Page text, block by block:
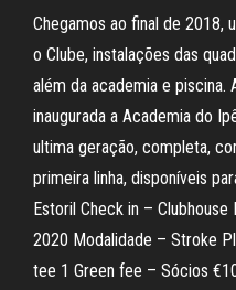
Chegamos ao final de 2018,
o Clube, instalações das
além da academia e
inaugurada a Academia do
ultima geração, completa,
primeira linha, disponíveis
Estoril Check in –
2020 Modalidade – Stroke
tee 1 Green fee – Sócios